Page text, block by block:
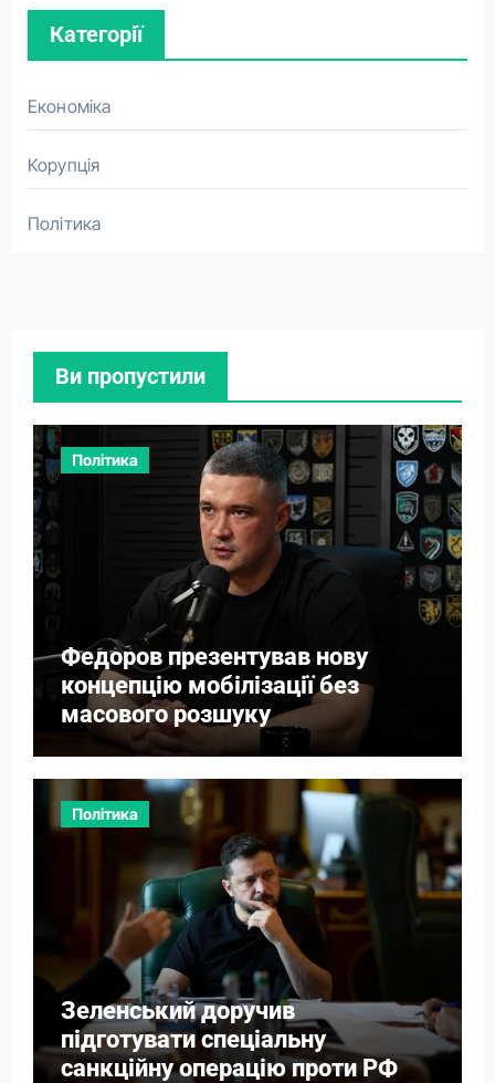
Категорії
Економіка
Корупція
Політика
Ви пропустили
Політика
Федоров презентував нову
концепцію мобілізації без
масового розшуку
Політика
Зеленський доручив
підготувати спеціальну
санкційну операцію проти РФ